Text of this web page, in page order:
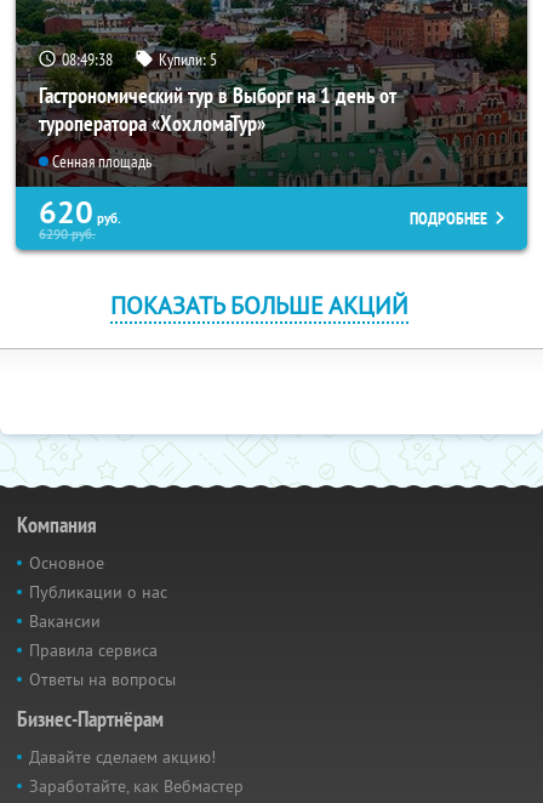
08:49:38 Купили:5
Гастрономический тур в Выборг на 1 день от
туроператора «ХохломаТур»
Сенная площадь
620 руб.
6290руб.
ПОДРОБНЕЕ
ПОКАЗАТЬ БОЛЬШЕ АКЦИЙ
Компания
Основное
Публикации о нас
Вакансии
Правила сервиса
Ответы на вопросы
Бизнес-Партнёрам
Давайте сделаем акцию!
Заработайте, как Вебмастер